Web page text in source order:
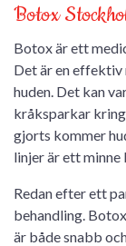
Botox
Botox är ett
Det är en
huden. Det kan
kråksparkar
gjorts kommer
linjer är ett
Redan efter ett
behandling.
är både snabb